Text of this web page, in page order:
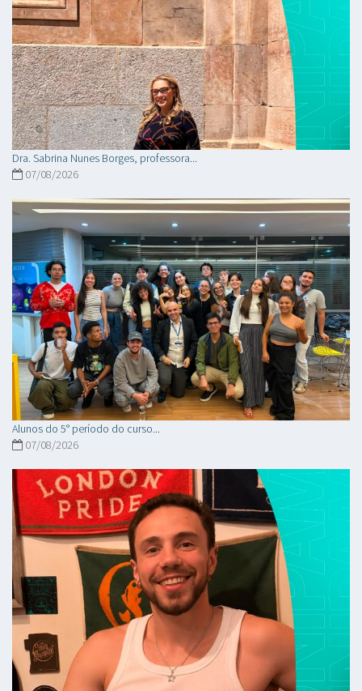
Dra. Sabrina Nunes Borges, professora...
07/08/2026
Alunos do 5° período do curso...
07/08/2026